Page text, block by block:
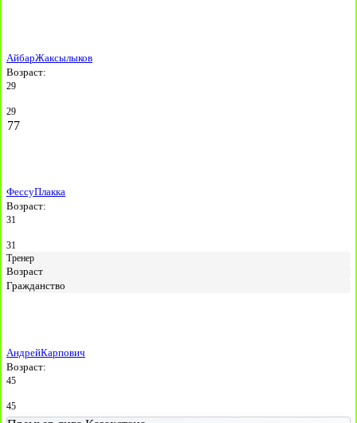
АйбарЖаксылыков
Возраст:
29
29
77
ФессуПлакка
Возраст:
31
31
Тренер
Возраст
Гражданство
АндрейКарпович
Возраст:
45
45